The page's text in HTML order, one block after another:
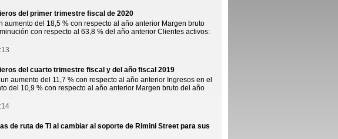
del primer trimestre fiscal de 2020
aumento del 18,5 % con respecto al año anterior Margen bruto
con respecto al 63,8 % del año anterior Clientes activos:
del cuarto trimestre fiscal y del año fiscal 2019
aumento del 11,7 % con respecto al año anterior Ingresos en el
del 10,9 % con respecto al año anterior Margen bruto del año
de ruta de TI al cambiar al soporte de Rimini Street para sus